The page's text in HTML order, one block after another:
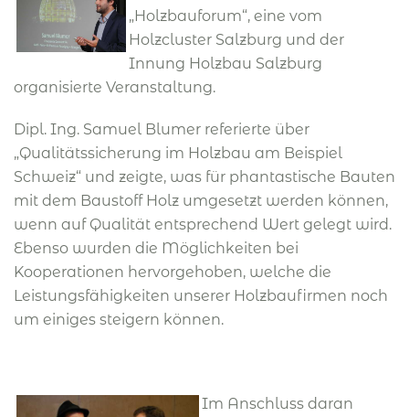
„Holzbauforum“, eine vom
Holzcluster Salzburg und der
Innung Holzbau Salzburg
organisierte Veranstaltung.
Dipl. Ing. Samuel Blumer referierte über
„Qualitätssicherung im Holzbau am Beispiel
Schweiz“ und zeigte, was für phantastische Bauten
mit dem Baustoff Holz umgesetzt werden können,
wenn auf Qualität entsprechend Wert gelegt wird.
Ebenso wurden die Möglichkeiten bei
Kooperationen hervorgehoben, welche die
Leistungsfähigkeiten unserer Holzbaufirmen noch
um einiges steigern können.
Im Anschluss daran